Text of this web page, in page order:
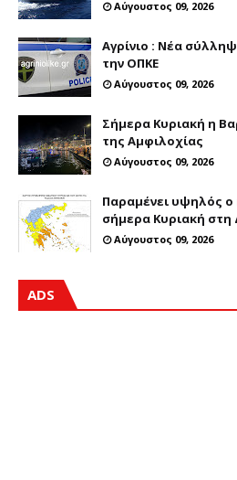
Αύγουστος 09, 2026
Αγρίνιο : Νέα
την ΟΠΚΕ
Αύγουστος 09, 2026
Σήμερα Κυριακή η
της Αμφιλοχίας
Αύγουστος 09, 2026
Παραμένει υψηλός ο
σήμερα Κυριακή στη
Αύγουστος 09, 2026
ADS